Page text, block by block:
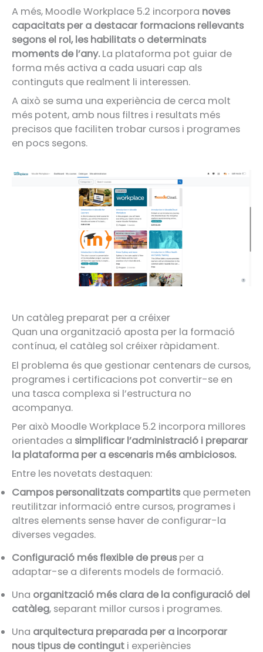
A més, Moodle Workplace 5.2 incorpora noves
capacitats per a destacar formacions rellevants
segons el rol, les habilitats o determinats
moments de l’any. La plataforma pot guiar de
forma més activa a cada usuari cap als
continguts que realment li interessen.
A això se suma una experiència de cerca molt
més potent, amb nous filtres i resultats més
precisos que faciliten trobar cursos i programes
en pocs segons.
Un catàleg preparat per a créixer
Quan una organització aposta per la formació
contínua, el catàleg sol créixer ràpidament.
El problema és que gestionar centenars de cursos,
programes i certificacions pot convertir-se en
una tasca complexa si l’estructura no
acompanya.
Per això Moodle Workplace 5.2 incorpora millores
orientades a simplificar l’administració i preparar
la plataforma per a escenaris més ambiciosos.
Entre les novetats destaquen:
Campos personalitzats compartits que permeten
reutilitzar informació entre cursos, programes i
altres elements sense haver de configurar-la
diverses vegades.
Configuració més flexible de preus per a
adaptar-se a diferents models de formació.
Una organització més clara de la configuració del
catàleg, separant millor cursos i programes.
Una arquitectura preparada per a incorporar
nous tipus de contingut i experiències